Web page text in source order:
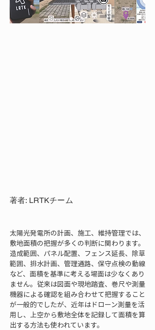
著者: LRTKチーム
太陽光発電所の計画、施工、維持管理では、
敷地面積の把握が多くの判断に関わります。
造成範囲、パネル配置、フェンス延長、除草
範囲、排水計画、管理通路、保守点検の動線
など、面積を基準に考える場面は少なくあり
ません。従来は図面や現地踏査、巻尺や測量
機器による確認を組み合わせて把握すること
が一般的でしたが、近年はドローン測量を活
用し、上空から敷地全体を記録して面積を算
出する方法も使われています。